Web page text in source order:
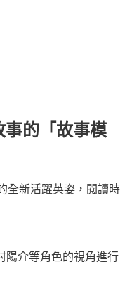
事的「故事模
全新活躍英姿，閱讀時
陽介等角色的視角進行